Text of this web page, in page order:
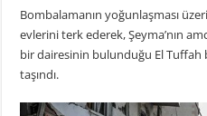
Bombalamanın yoğunlaşması
evlerini terk ederek, Şeyma’nın
bir dairesinin bulunduğu El Tuffah
taşındı.